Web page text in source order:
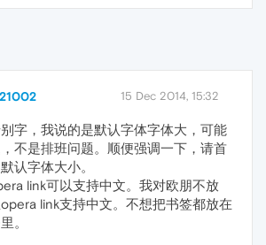
15 Dec 2014, 15:32
字，我说的是默认字体字体大，可能
不是排班问题。顺便强调一下，请首
认字体大小。
link可以支持中文。我对欧朋不放
link支持中文。不想把书签都放在
。